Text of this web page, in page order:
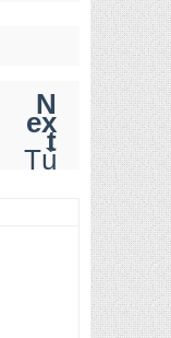
Tù
y